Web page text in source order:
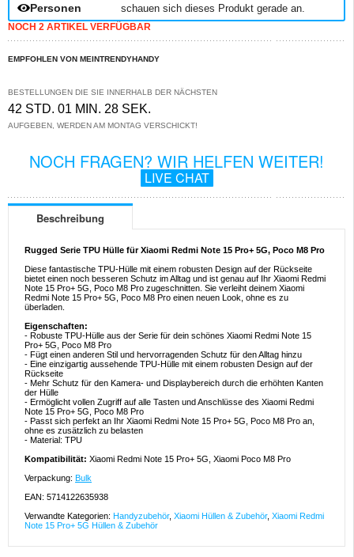
Personen schauen sich dieses Produkt gerade an.
NOCH 2 ARTIKEL VERFÜGBAR
EMPFOHLEN VON MEINTRENDYHANDY
BESTELLUNGEN DIE SIE INNERHALB DER NÄCHSTEN
42 STD. 01 MIN. 28 SEK.
AUFGEBEN, WERDEN AM MONTAG VERSCHICKT!
NOCH FRAGEN? WIR HELFEN WEITER!
LIVE CHAT
Beschreibung
Rugged Serie TPU Hülle für Xiaomi Redmi Note 15 Pro+ 5G, Poco M8 Pro
Diese fantastische TPU-Hülle mit einem robusten Design auf der Rückseite
bietet einen noch besseren Schutz im Alltag und ist genau auf Ihr Xiaomi Redmi
Note 15 Pro+ 5G, Poco M8 Pro zugeschnitten. Sie verleiht deinem Xiaomi
Redmi Note 15 Pro+ 5G, Poco M8 Pro einen neuen Look, ohne es zu
überladen.
Eigenschaften:
- Robuste TPU-Hülle aus der Serie für dein schönes Xiaomi Redmi Note 15
Pro+ 5G, Poco M8 Pro
- Fügt einen anderen Stil und hervorragenden Schutz für den Alltag hinzu
- Eine einzigartig aussehende TPU-Hülle mit einem robusten Design auf der
Rückseite
- Mehr Schutz für den Kamera- und Displaybereich durch die erhöhten Kanten
der Hülle
- Ermöglicht vollen Zugriff auf alle Tasten und Anschlüsse des Xiaomi Redmi
Note 15 Pro+ 5G, Poco M8 Pro
- Passt sich perfekt an Ihr Xiaomi Redmi Note 15 Pro+ 5G, Poco M8 Pro an,
ohne es zusätzlich zu belasten
- Material: TPU
Kompatibilität: Xiaomi Redmi Note 15 Pro+ 5G, Xiaomi Poco M8 Pro
Verpackung: Bulk
EAN: 5714122635938
Verwandte Kategorien: Handyzubehör, Xiaomi Hüllen & Zubehör, Xiaomi Redmi
Note 15 Pro+ 5G Hüllen & Zubehör